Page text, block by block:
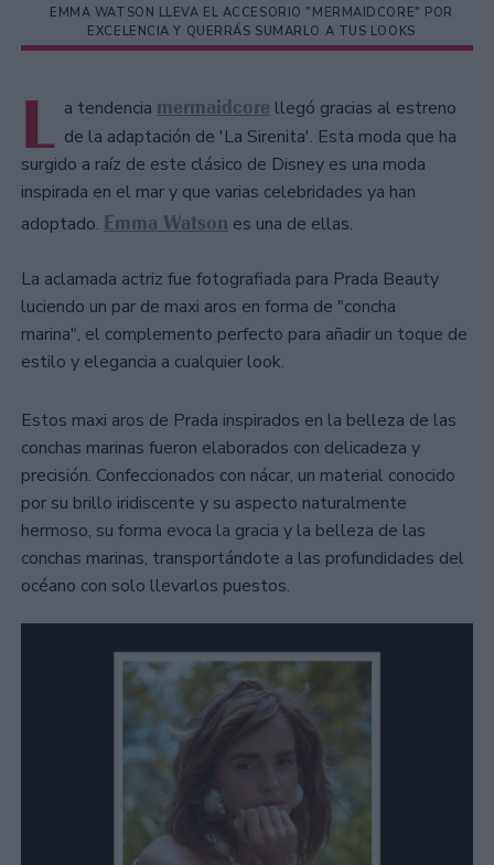
EMMA WATSON LLEVA EL ACCESORIO "MERMAIDCORE" POR
EXCELENCIA Y QUERRÁS SUMARLO A TUS LOOKS
L a tendencia mermaidcore llegó gracias al estreno
de la adaptación de 'La Sirenita'. Esta moda que ha
surgido a raíz de este clásico de Disney es una moda
inspirada en el mar y que varias celebridades ya han
adoptado. Emma Watson es una de ellas.
La aclamada actriz fue fotografiada para Prada Beauty
luciendo un par de maxi aros en forma de "concha
marina", el complemento perfecto para añadir un toque de
estilo y elegancia a cualquier look.
Estos maxi aros de Prada inspirados en la belleza de las
conchas marinas fueron elaborados con delicadeza y
precisión. Confeccionados con nácar, un material conocido
por su brillo iridiscente y su aspecto naturalmente
hermoso, su forma evoca la gracia y la belleza de las
conchas marinas, transportándote a las profundidades del
océano con solo llevarlos puestos.